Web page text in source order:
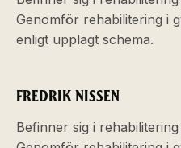
Genomför rehabilitering i
enligt upplagt schema.
FREDRIK NISSEN
Befinner sig i